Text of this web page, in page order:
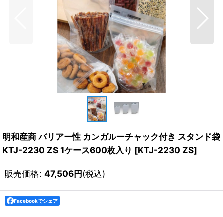
明和産商 バリアー性 カンガルーチャック付き スタンド袋
KTJ-2230 ZS 1ケース600枚入り [KTJ-2230 ZS]
販売価格: 47,506円(税込)
Facebookでシェア